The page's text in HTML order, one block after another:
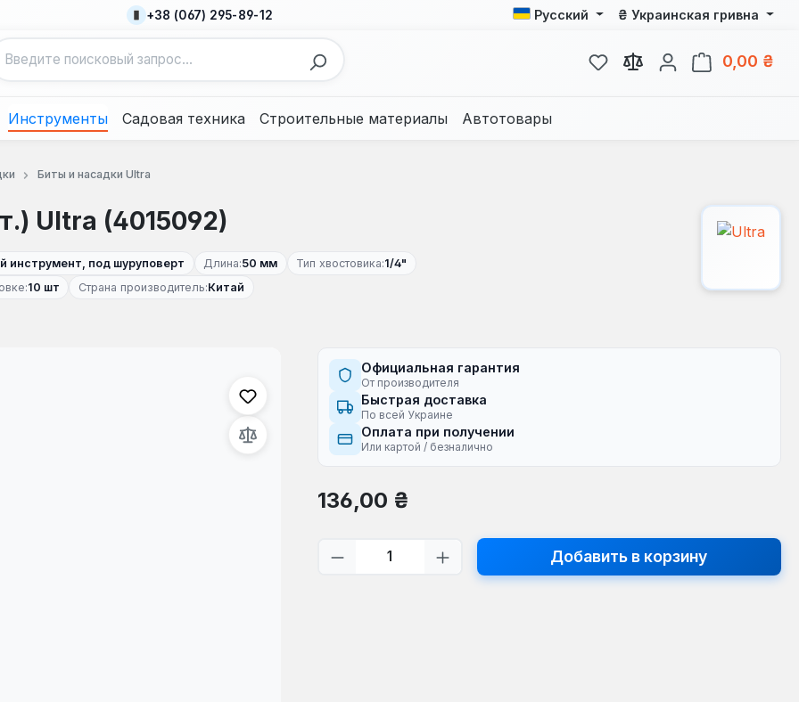
+38 (067) 295-89-12 Русский ₴ Украинская гривна
У вас есть товары из
0,00 ₴
Инструменты Садовая техника Строительные материалы Автотовары
Биты и насадки Ultra
Ultra (4015092)
инструмент, под шуруповерт Длина:50 мм Тип хвостовика:1/4"
10 шт Страна производитель:Китай
Официальная гарантия
От производителя
Быстрая доставка
По всей Украине
Оплата при получении
Или картой / безналично
Обычная цена:
136,00 ₴
Количество продукта: введите желаемое
Добавить в корзину